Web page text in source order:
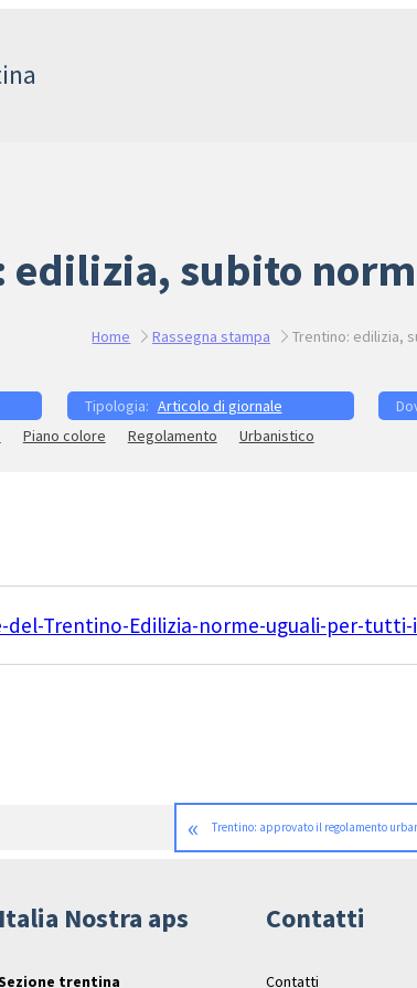
edilizia, subito
Home Rassegna stampa Trentino: edilizia,
Articolo di giornale
Piano colore Regolamento Urbanistico
del-Trentino-Edilizia-norme-uguali-per-
« Trentino: approvato il regolamento
Italia Nostra aps
trentina
Contatti
Contatti